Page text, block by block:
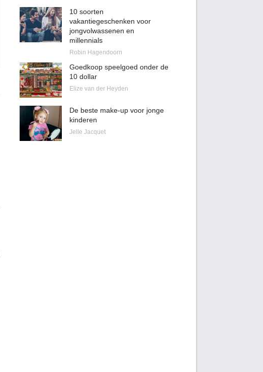
10 soorten
vakantiegeschenken voor
jongvolwassenen en
millennials
Robin Hagendoorn
Goedkoop speelgoed onder de
10 dollar
Elize van der Heyden
De beste make-up voor jonge
kinderen
Jelle Jacquet